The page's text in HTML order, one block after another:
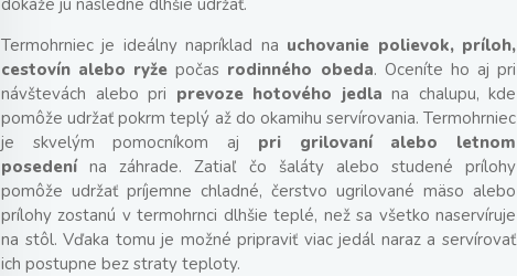
Termohrniec je ideálny napríklad na uchovanie polievok, príloh,
cestovín alebo ryže počas rodinného obeda. Oceníte ho aj pri
návštevách alebo pri prevoze hotového jedla na chalupu, kde
pomôže udržať pokrm teplý až do okamihu servírovania. Termohrniec
je skvelým pomocníkom aj
pri grilovaní alebo letnom
posedení na záhrade. Zatiaľ čo šaláty alebo studené prílohy
pomôže udržať príjemne chladné, čerstvo ugrilované mäso alebo
prílohy zostanú v termohrnci dlhšie teplé, než sa všetko naservíruje
na stôl. Vďaka tomu je možné pripraviť viac jedál naraz a servírovať
ich postupne bez straty teploty.